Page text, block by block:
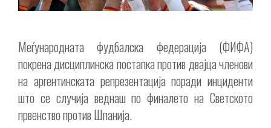
Меѓународната фудбалска федерација (ФИФА)
покрена дисциплинска постапка против двајца членови
на аргентинската репрезентација поради инциденти
што се случија веднаш по финалето на Светското
првенство против Шпанија.